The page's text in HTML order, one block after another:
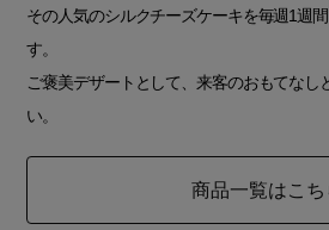
その人気のシルクチーズケーキを毎週1週
す。
ご褒美デザートとして、来客のおもてなし
い。
商品一覧はこち